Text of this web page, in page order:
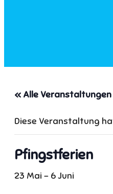
« Alle Veranstaltungen
Diese Veranstaltung
Pfingstferien
23 Mai - 6 Juni